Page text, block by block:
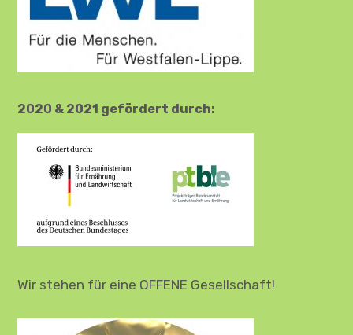
2020 & 2021 gefördert durch:
Wir stehen für eine OFFENE Gesellschaft!